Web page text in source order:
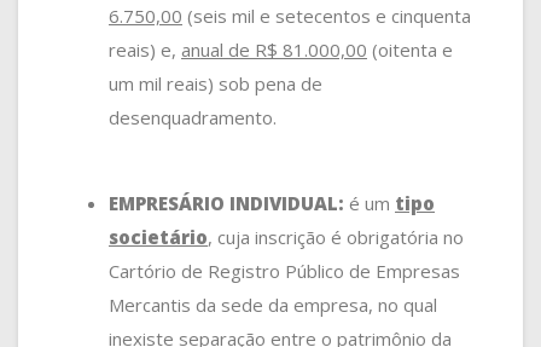
6.750,00 (seis mil e setecentos e cinquenta
reais) e, anual de R$ 81.000,00 (oitenta e
um mil reais) sob pena de
desenquadramento.
EMPRESÁRIO INDIVIDUAL: é um tipo
societário, cuja inscrição é obrigatória no
Cartório de Registro Público de Empresas
Mercantis da sede da empresa, no qual
inexiste separação entre o patrimônio da